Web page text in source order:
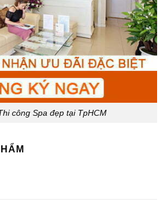
công Spa đẹp tại TpHCM